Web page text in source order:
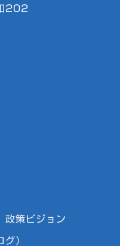
202
政策ビジョン
）